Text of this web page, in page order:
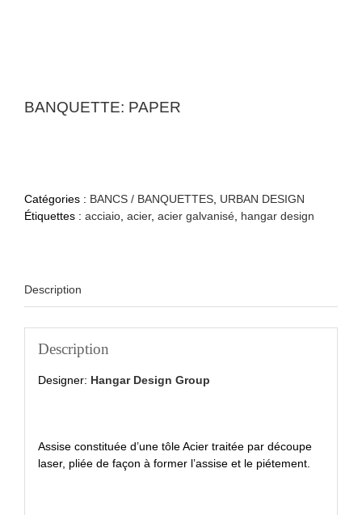
BANQUETTE: PAPER
Catégories : BANCS / BANQUETTES URBAN DESIGN
Étiquettes : acciaio acier, acier galvanisé hangar design
Description
Description
Designer: Hangar Design Group
Assise constituée d’une tôle Acier traitée par découpe
laser, pliée de façon à former l’assise et le piétement.